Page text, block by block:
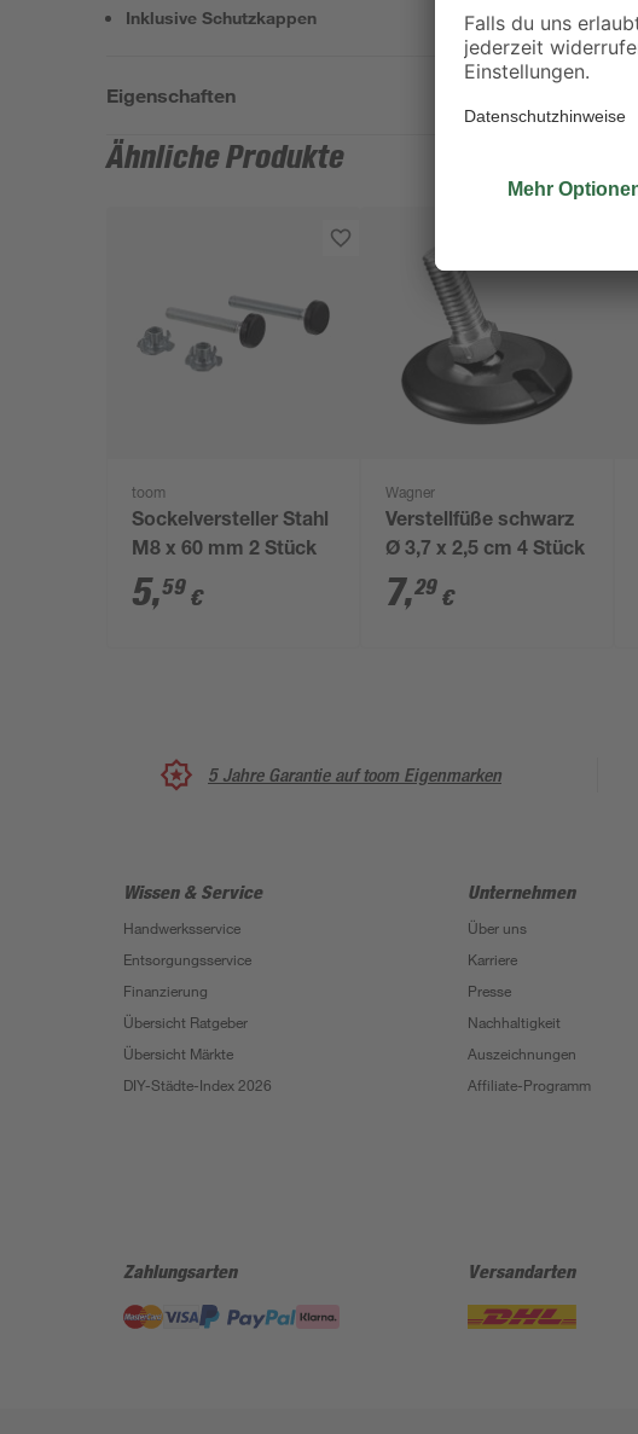
Inklusive Schutzkappen
Eigenschaften
Ähnliche Produkte
toom
Sockelversteller Stahl
M8 x 60 mm 2 Stück
5,59 €
Wagner
Verstellfüße schwarz
Ø 3,7 x 2,5 cm 4 Stück
7,29 €
5 Jahre Garantie auf toom Eigenmarken
Wissen & Service
Handwerksservice
Entsorgungsservice
Finanzierung
Übersicht Ratgeber
Übersicht Märkte
DIY-Städte-Index 2026
Unternehmen
Über uns
Karriere
Presse
Nachhaltigkeit
Auszeichnungen
Affiliate-Programm
Zahlungsarten Versandarten